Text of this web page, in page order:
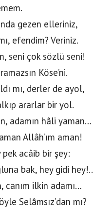
gezen elleriniz,
efendim? Veriniz.
seni çok sözlü seni!
Köse’ni.
mı, derler de ayol,
ararlar bir yol.
adamın hâli yaman…
Allâh’ım aman!
pek acâib bir şey:
bak, hey gidi hey!..
canım ilkin adamı…
Selâmsız’dan mı?